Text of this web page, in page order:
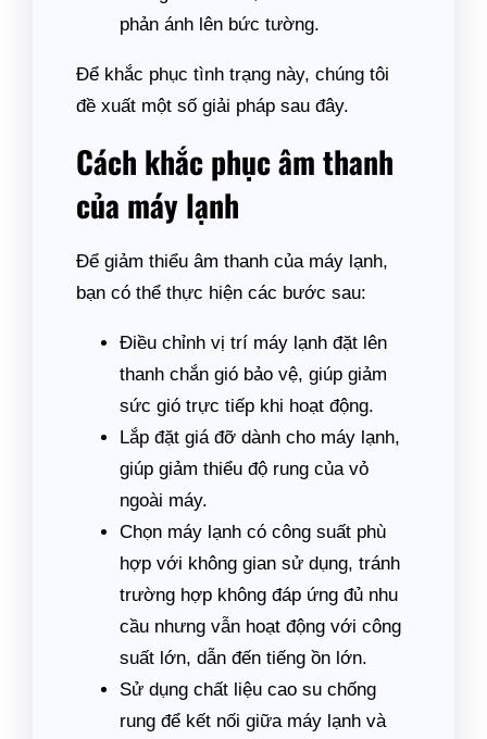
phản ánh lên bức tường.
Để khắc phục tình trạng này, chúng tôi
đề xuất một số giải pháp sau đây.
Cách khắc phục âm thanh
của máy lạnh
Để giảm thiểu âm thanh của máy lạnh,
bạn có thể thực hiện các bước sau:
Điều chỉnh vị trí máy lạnh đặt lên
thanh chắn gió bảo vệ, giúp giảm
sức gió trực tiếp khi hoạt động.
Lắp đặt giá đỡ dành cho máy lạnh,
giúp giảm thiểu độ rung của vỏ
ngoài máy.
Chọn máy lạnh có công suất phù
hợp với không gian sử dụng, tránh
trường hợp không đáp ứng đủ nhu
cầu nhưng vẫn hoạt động với công
suất lớn, dẫn đến tiếng ồn lớn.
Sử dụng chất liệu cao su chống
rung để kết nối giữa máy lạnh và